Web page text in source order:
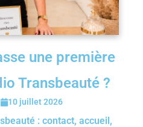
une première
Transbeauté ?
10 juillet 2026
: contact, accueil,